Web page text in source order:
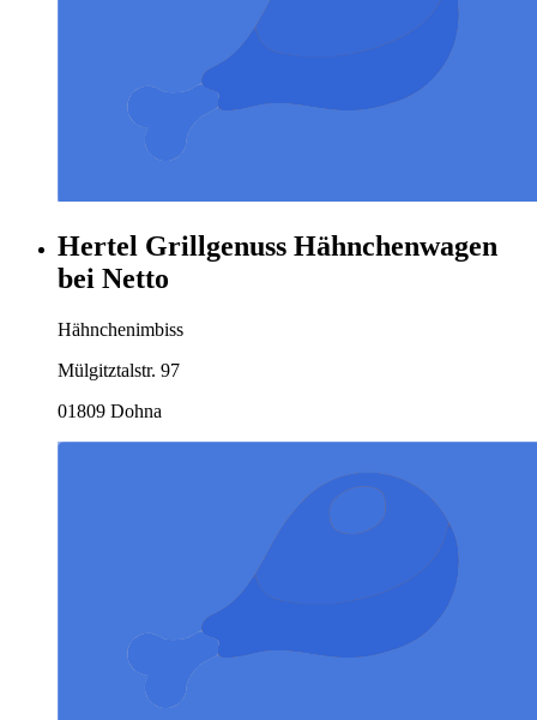
Hertel Grillgenuss Hähnchenwagen
bei Netto
Hähnchenimbiss
Mülgitztalstr. 97
01809 Dohna